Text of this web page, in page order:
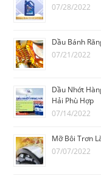
07/28/2022
Dầu Bánh
07/21/2022
Dầu Nhớt
Hải Phù Hợp
07/14/2022
Mỡ Bôi Trơn
07/07/2022